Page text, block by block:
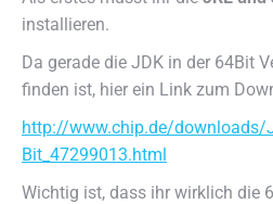
installieren.
Da gerade die JDK in der 64Bit
finden ist, hier ein Link zum
http://www.chip.de/downloads/
Bit_47299013.html
Wichtig ist, dass ihr wirklich die